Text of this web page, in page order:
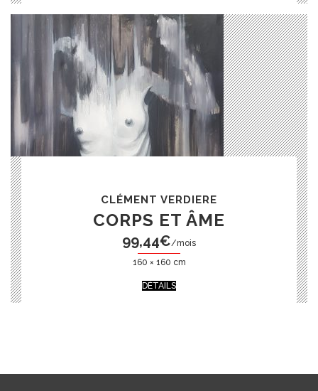
CLÉMENT VERDIERE
CORPS ET ÂME
99,44€/mois
160 × 160 cm
DÉTAILS